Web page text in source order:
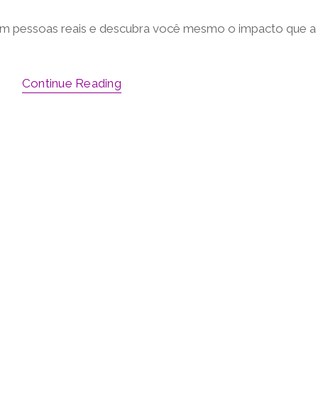
pessoas reais e descubra você mesmo o impacto que a
Continue Reading